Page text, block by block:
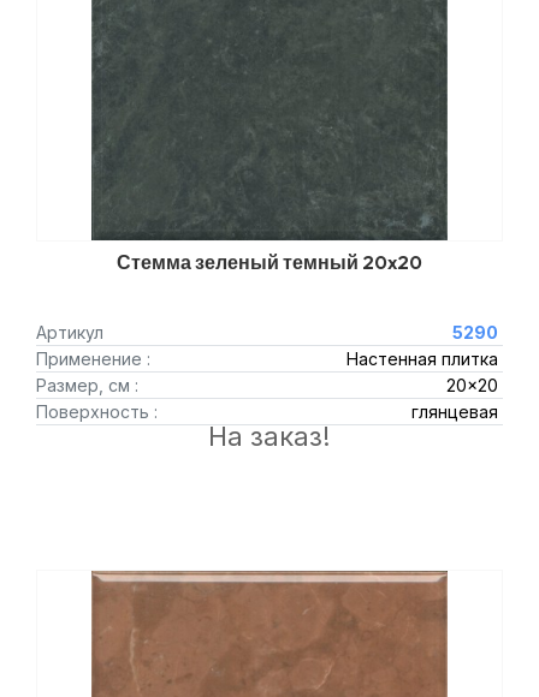
Стемма зеленый темный 20x20
Артикул
5290
Применение :
Настенная плитка
Размер, см :
20x20
Поверхность :
глянцевая
На заказ!